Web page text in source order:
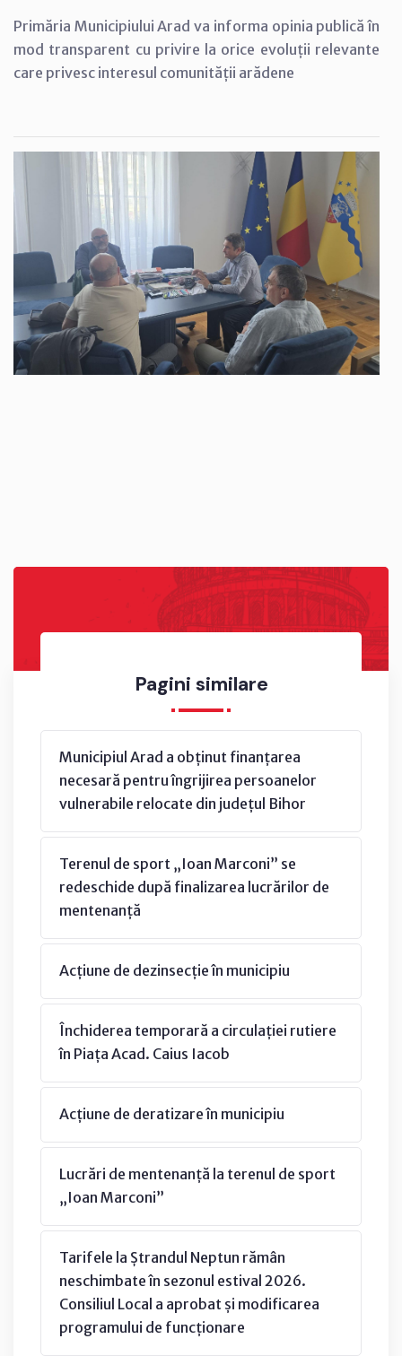
Pagini similare
Municipiul Arad a obținut finanțarea
necesară pentru îngrijirea persoanelor
vulnerabile relocate din județul Bihor
Terenul de sport „Ioan Marconi” se
redeschide după finalizarea lucrărilor de
mentenanță
Acțiune de dezinsecție în municipiu
Închiderea temporară a circulației rutiere
în Piața Acad. Caius Iacob
Acțiune de deratizare în municipiu
Lucrări de mentenanță la terenul de sport
„Ioan Marconi”
Tarifele la Ștrandul Neptun rămân
neschimbate în sezonul estival 2026.
Consiliul Local a aprobat și modificarea
programului de funcționare
Primăria Municipiului Arad va informa opinia publică în
mod transparent cu privire la orice evoluții relevante
care privesc interesul comunității arădene